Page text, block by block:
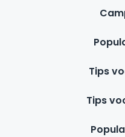
Tips
Tips